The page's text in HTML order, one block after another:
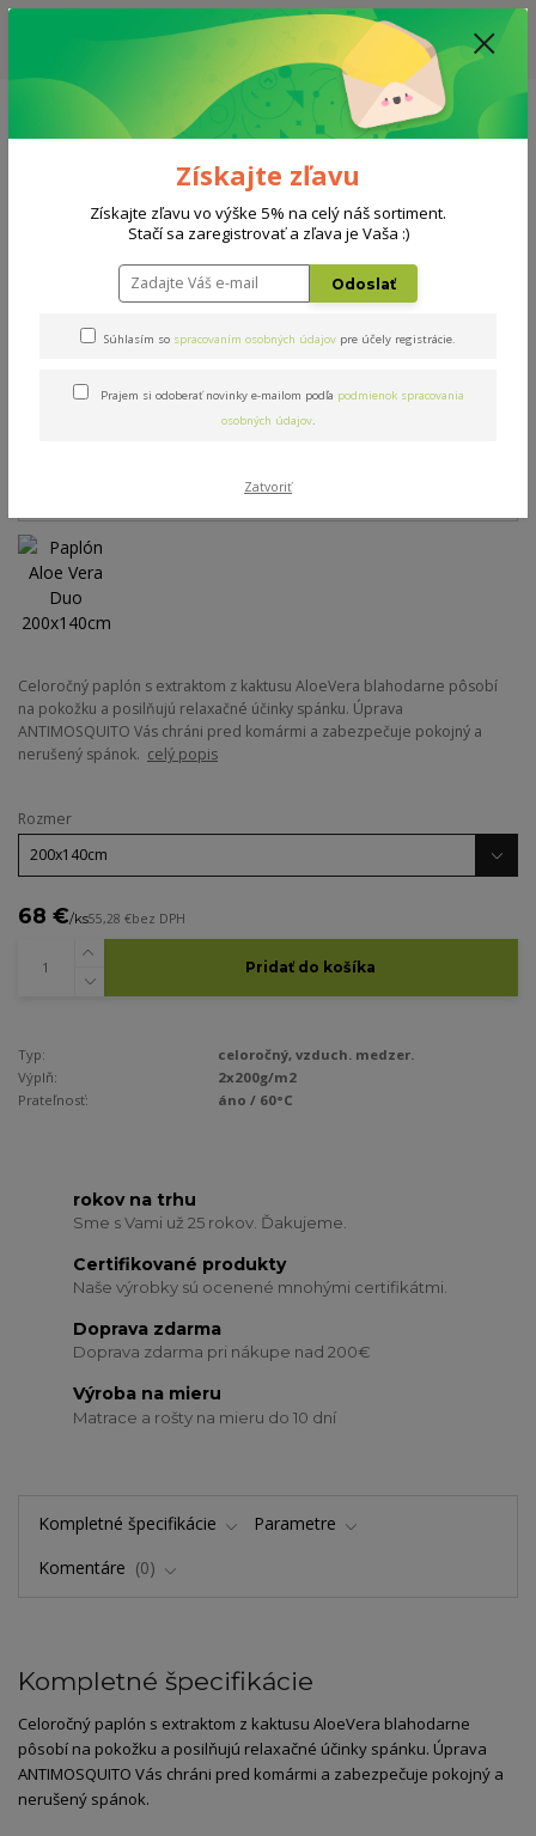
ZĽAVA: VŠETKY VYSTAVENÉ POSTELE ZA 400€ - CENA MATRACU A ROŠTU
PODĽA VÝBERU / DODACIA LEHOTA JE AKTUÁLNE 10-15 PRACOVNÝCH
Menu
0908 777 700 Po-So: 10-18 hod.
0
Doplnky Paplón Aloe Vera Duo 200x140cm
Paplón Aloe Vera Duo
200x140cm
Celoročný paplón s extraktom z kaktusu AloeVera blahodarne pôsobí
na pokožku a posilňujú relaxačné účinky spánku. Úprava
ANTIMOSQUITO Vás chráni pred komármi a zabezpečuje pokojný a
nerušený spánok. celý popis
Rozmer
68 €/ks55,28 €bez DPH
Pridať do košíka
Typ:
celoročný, vzduch. medzer.
Výplň:
2x200g/m2
Prateľnosť:
áno / 60°C
rokov na trhu
Sme s Vami už 25 rokov. Ďakujeme.
Certifikované produkty
Naše výrobky sú ocenené mnohými certifikátmi.
Doprava zdarma
Doprava zdarma pri nákupe nad 200€
Výroba na mieru
Matrace a rošty na mieru do 10 dní
Kompletné špecifikácie
Parametre
Komentáre
0
Kompletné špecifikácie
Celoročný paplón s extraktom z kaktusu AloeVera blahodarne
pôsobí na pokožku a posilňujú relaxačné účinky spánku. Úprava
ANTIMOSQUITO Vás chráni pred komármi a zabezpečuje pokojný a
nerušený spánok.
Získajte zľavu
Získajte zľavu vo výške 5% na celý náš sortiment.
Stačí sa zaregistrovať a zľava je Vaša :)
Odoslať
Súhlasím so spracovaním osobných údajov pre účely registrácie.
Prajem si odoberať novinky e-mailom podľa podmienok spracovania
osobných údajov.
Zatvoriť